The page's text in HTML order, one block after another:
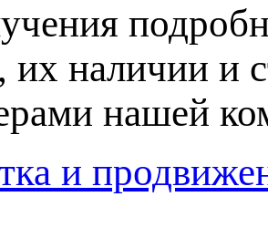
их нaличии и
нашей
и